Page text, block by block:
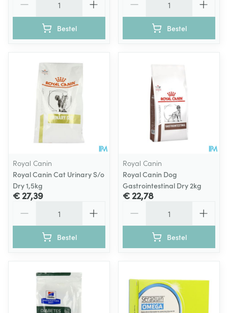
Bestel Bestel
Royal Canin
Royal Canin Cat Urinary S/o
Dry 1,5kg
€ 27,39
Bestel
Royal Canin
Royal Canin Dog
Gastrointestinal Dry 2kg
€ 22,78
Bestel